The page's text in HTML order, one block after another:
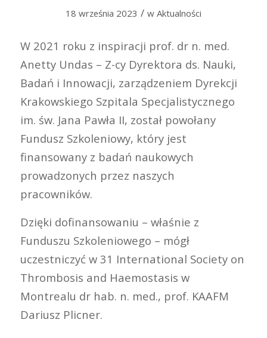
18 września 2023 / w Aktualności
W 2021 roku z inspiracji prof. dr n. med.
Anetty Undas – Z-cy Dyrektora ds. Nauki,
Badań i Innowacji, zarządzeniem Dyrekcji
Krakowskiego Szpitala Specjalistycznego
im. św. Jana Pawła II, został powołany
Fundusz Szkoleniowy, który jest
finansowany z badań naukowych
prowadzonych przez naszych
pracowników.
Dzięki dofinansowaniu – właśnie z
Funduszu Szkoleniowego – mógł
uczestniczyć w 31 International Society on
Thrombosis and Haemostasis w
Montrealu dr hab. n. med., prof. KAAFM
Dariusz Plicner.